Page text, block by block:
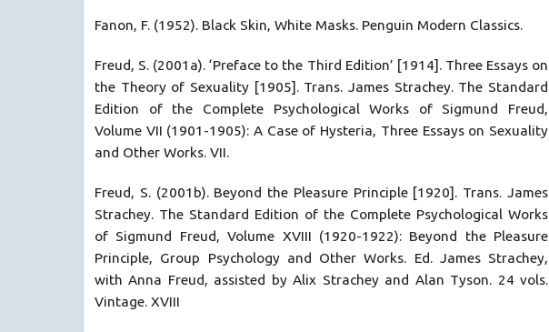
Fanon, F. (1952). Black Skin, White Masks. Penguin Modern Classics.
Freud, S. (2001a). ‘Preface to the Third Edition’ [1914]. Three Essays on
the Theory of Sexuality [1905]. Trans. James Strachey. The Standard
Edition of the Complete Psychological Works of Sigmund Freud,
Volume VII (1901-1905): A Case of Hysteria, Three Essays on Sexuality
and Other Works. VII.
Freud, S. (2001b). Beyond the Pleasure Principle [1920]. Trans. James
Strachey. The Standard Edition of the Complete Psychological Works
of Sigmund Freud, Volume XVIII (1920-1922): Beyond the Pleasure
Principle, Group Psychology and Other Works. Ed. James Strachey,
with Anna Freud, assisted by Alix Strachey and Alan Tyson. 24 vols.
Vintage. XVIII